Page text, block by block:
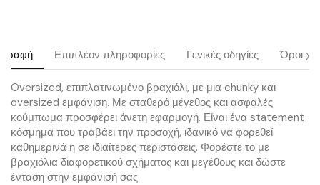
Επιπλέον πληροφορίες Γενικές οδηγίες Όροι
Oversized, επιπλατινωμένο βραχιόλι, με μια chunky και
oversized εμφάνιση. Με σταθερό μέγεθος και ασφαλές
κούμπωμα προσφέρει άνετη εφαρμογή. Είναι ένα statement
κόσμημα που τραβάει την προσοχή, ιδανικό να φορεθεί
καθημερινά η σε ιδιαίτερες περιστάσεις. Φορέστε το με
βραχιόλια διαφορετικού σχήματος και μεγέθους και δώστε
ένταση στην εμφάνισή σας